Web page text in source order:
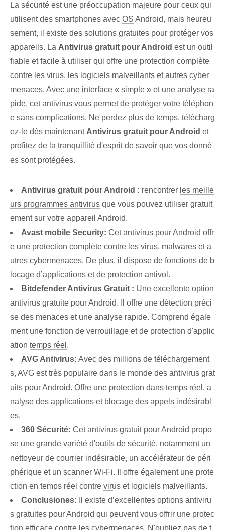
La sécurité est une préoccupation majeure pour ceux qui
utilisent des smartphones avec OS Android, mais heureu
sement, il existe des solutions gratuites pour protéger vos
appareils. La Antivirus gratuit pour Android est un outil
fiable⁤ et​ facile à utiliser qui offre une protection complète
contre les virus, les logiciels malveillants et autres cyber
menaces. Avec une interface « simple » et une analyse ra
pide, cet antivirus vous permet de protéger votre téléphon
e sans complications. Ne perdez plus de temps, télécharg
ez-le dès maintenant⁣ Antivirus gratuit pour Android et
profitez de la tranquillité d'esprit de savoir que vos donné
es sont protégées.
Antivirus gratuit pour Android : rencontrer les meille
urs programmes antivirus ⁤que vous pouvez utiliser gratuit
ement sur votre appareil Android.
Avast mobile Security: Cet antivirus pour Android offr
e une protection complète contre les virus, malwares et a
utres cybermenaces. De plus, il dispose de fonctions de b
locage d’applications et de protection antivol.
Bitdefender Antivirus Gratuit : Une excellente option
antivirus gratuite pour Android. Il offre une détection préci
se des menaces et une analyse rapide. Comprend égale
ment une fonction de verrouillage et de protection d'applic
ation temps réel .
AVG Antivirus: Avec des millions de téléchargement
s, AVG est très populaire dans le monde des antivirus grat
uits pour Android. Offre une protection dans temps réel , a
nalyse des applications et blocage des appels indésirabl
es.
360 Sécurité: Cet antivirus gratuit pour Android propo
se une grande variété d'outils de sécurité, notamment un
nettoyeur de courrier indésirable, un accélérateur de péri
phérique et un scanner Wi-Fi. Il offre également une prote
ction en temps réel contre virus et logiciels malveillants.
Conclusiones: Il existe d’excellentes options antiviru
s gratuites pour Android qui peuvent vous offrir une protec